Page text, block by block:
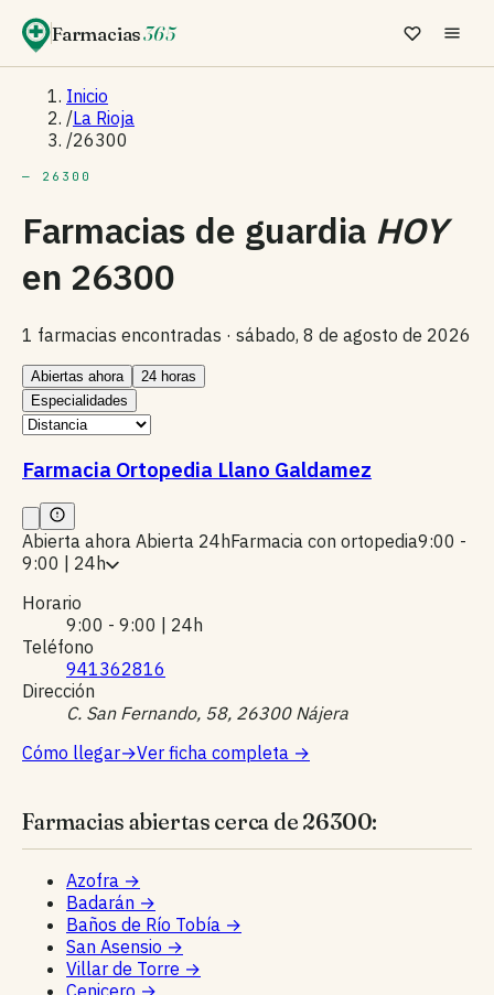
Farmacias365
Inicio
/La Rioja
/26300
— 26300
Farmacias de guardia HOY
en 26300
1 farmacias encontradas · sábado, 8 de agosto de 2026
Abiertas ahora
24 horas
Especialidades
Farmacia Ortopedia Llano Galdamez
Abierta ahora Abierta 24hFarmacia con ortopedia9:00 -
9:00 | 24h
Horario
9:00 - 9:00 | 24h
Teléfono
941362816
Dirección
C. San Fernando, 58, 26300 Nájera
Cómo llegar→Ver ficha completa →
Farmacias abiertas cerca de 26300:
Azofra →
Badarán →
Baños de Río Tobía →
San Asensio →
Villar de Torre →